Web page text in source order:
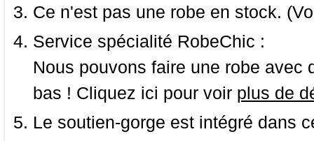
Ce n'est pas une robe en stock.
Service spécialité RobeChic :
Nous pouvons faire une robe
bas ! Cliquez ici pour voir plus de
Le soutien-gorge est intégré dans